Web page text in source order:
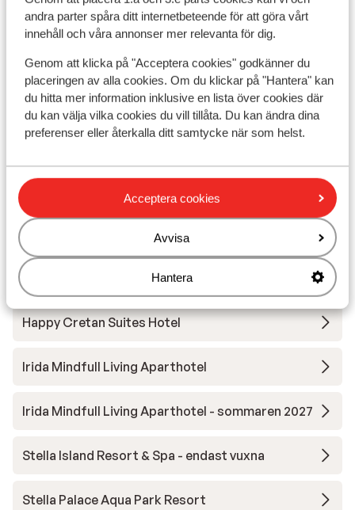
andra parter spåra ditt internetbeteende för att göra vårt
innehåll och våra annonser mer relevanta för dig.
Genom att klicka på "Acceptera cookies" godkänner du
placeringen av alla cookies. Om du klickar på "Hantera" kan
du hitta mer information inklusive en lista över cookies där
du kan välja vilka cookies du vill tillåta. Du kan ändra dina
preferenser eller återkalla ditt samtycke när som helst.
Acceptera cookies
Avvisa
Hantera
Harmony Boutique Resort Hotel
Bio Beach Boutique Hotel - endast vuxna
Aloe Boutique & Suites Hotel - endast vuxna
Petra Mare Hotel
Iperion Beach Apartments
Palazzo Greco Boutique Hotel
Happy Cretan Suites Hotel
Irida Mindfull Living Aparthotel
Irida Mindfull Living Aparthotel - sommaren 2027
Stella Island Resort & Spa - endast vuxna
Stella Palace Aqua Park Resort